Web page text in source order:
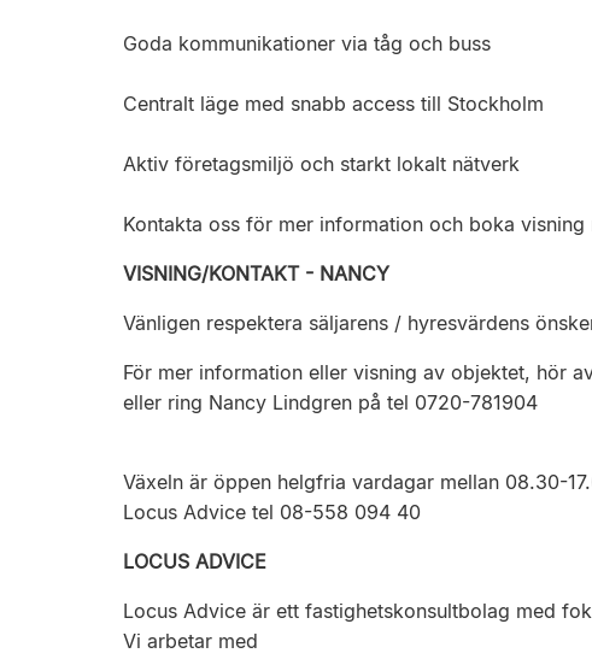
Goda kommunikationer via tåg och buss
Centralt läge med snabb access till Stockholm
Aktiv företagsmiljö och starkt lokalt nätverk
Kontakta oss för mer information och boka visning
VISNING/KONTAKT - NANCY
Vänligen respektera säljarens / hyresvärdens
För mer information eller visning av objektet, hör
eller ring Nancy Lindgren på tel 0720-781904
Växeln är öppen helgfria vardagar mellan 08.30-
Locus Advice tel 08-558 094 40
LOCUS ADVICE
Locus Advice är ett fastighetskonsultbolag med
Vi arbetar med